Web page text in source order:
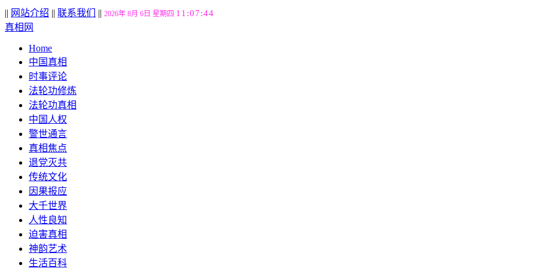
|| 网站介绍 || 联系我们 || 2026年 8月 6日 星期四 11:07:45
真相网
Home
中国真相
时事评论
法轮功修炼
法轮功真相
中国人权
警世通言
真相焦点
退党灭共
传统文化
因果报应
大千世界
人性良知
迫害真相
神韵艺术
生活百科